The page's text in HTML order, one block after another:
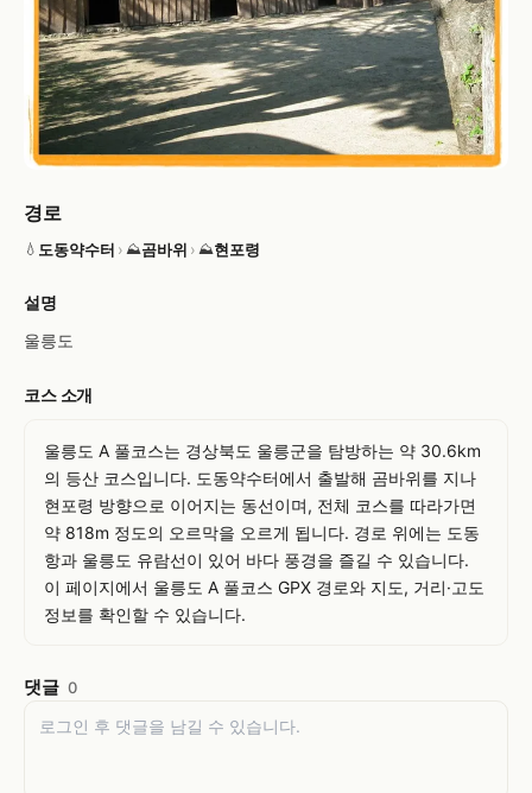
경로
💧 도동약수터 › ⛰곰바위 › ⛰현포령
설명
울릉도
코스 소개
울릉도 A 풀코스는 경상북도 울릉군을 탐방하는 약 30.6km
의 등산 코스입니다. 도동약수터에서 출발해 곰바위를 지나
현포령 방향으로 이어지는 동선이며, 전체 코스를 따라가면
약 818m 정도의 오르막을 오르게 됩니다. 경로 위에는 도동
항과 울릉도 유람선이 있어 바다 풍경을 즐길 수 있습니다.
이 페이지에서 울릉도 A 풀코스 GPX 경로와 지도, 거리·고도
정보를 확인할 수 있습니다.
댓글 0